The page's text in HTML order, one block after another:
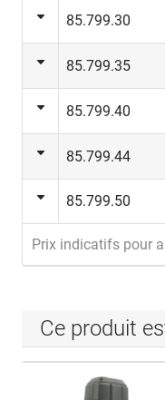
85.799.30
85.799.35
85.799.40
85.799.44
85.799.50
Prix indicatifs pour
Ce produit